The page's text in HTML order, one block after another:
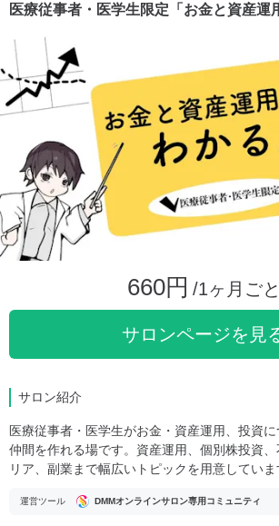
医療従事者・医学生限定「お金と資産運
660円 /1ヶ月ごと
サロンページを見
サロン紹介
医療従事者・医学生がお金・資産運用、投資に
仲間を作れる場です。資産運用、個別株投資
リア、副業まで幅広いトピックを用意していま
運営ツール DMMオンラインサロン専用コミュニティ